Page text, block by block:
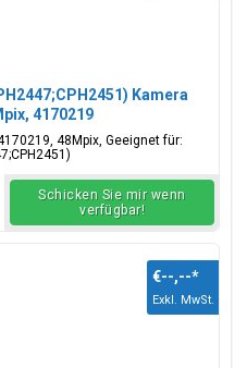
Kamera
4170219
48Mpix, Geeignet für:
Schicken Sie mir wenn
verfügbar!
€--,--*
Exkl. MwSt.